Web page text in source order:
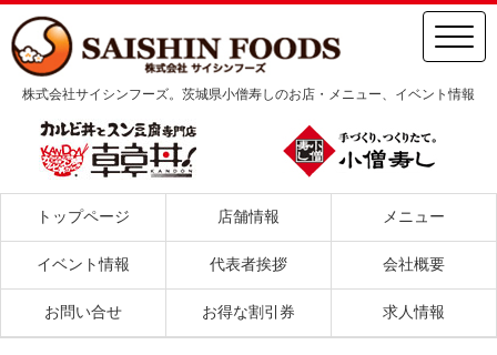
株式会社サイシンフーズ。茨城県小僧寿しのお店・メニュー、イベント情報
トップページ 店舗情報 メニュー
イベント情報 代表者挨拶 会社概要
お問い合せ お得な割引券 求人情報